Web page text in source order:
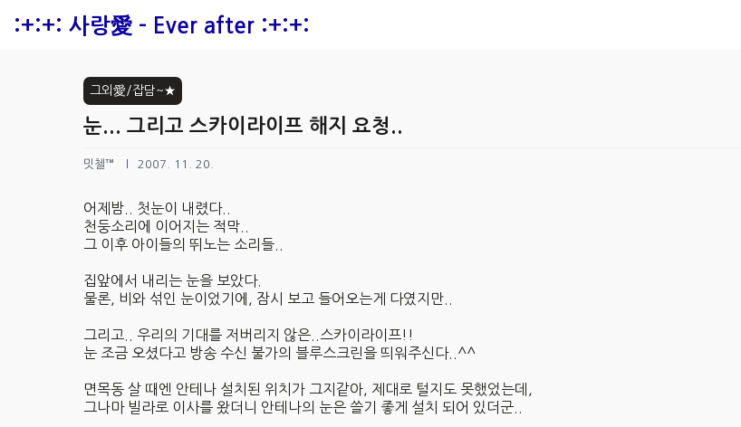
:+:+: 사랑愛 - Ever after :+:+:
그외愛/잡담~★
눈... 그리고 스카이라이프 해지 요청..
밋첼™ 2007. 11. 20.
어제밤.. 첫눈이 내렸다..
천둥소리에 이어지는 적막..
그 이후 아이들의 뛰노는 소리들..
집앞에서 내리는 눈을 보았다.
물론, 비와 섞인 눈이었기에, 잠시 보고 들어오는게 다였지만..
그리고.. 우리의 기대를 저버리지 않은..스카이라이프!!
눈 조금 오셨다고 방송 수신 불가의 블루스크린을 띄워주신다..^^
면목동 살 때엔 안테나 설치된 위치가 그지같아, 제대로 털지도 못했었는데,
그나마 빌라로 이사를 왔더니 안테나의 눈은 쓸기 좋게 설치 되어 있더군..